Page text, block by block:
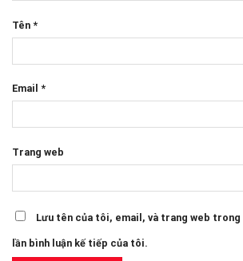
Tên *
Email *
Trang web
Lưu tên của tôi, email, và trang web trong
lần bình luận kế tiếp của tôi.